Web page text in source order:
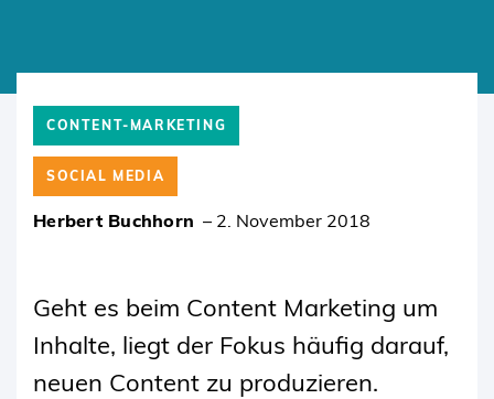
CONTENT-MARKETING
SOCIAL MEDIA
Herbert Buchhorn – 2. November 2018
Geht es beim Content Marketing um
Inhalte, liegt der Fokus häufig darauf,
neuen Content zu produzieren.